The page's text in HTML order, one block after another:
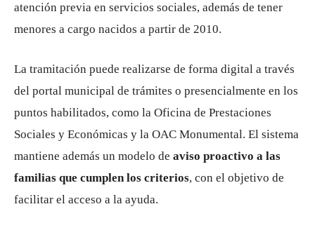
atención previa en servicios sociales, además de tener
menores a cargo nacidos a partir de 2010.
La tramitación puede realizarse de forma digital a través
del portal municipal de trámites o presencialmente en los
puntos habilitados, como la Oficina de Prestaciones
Sociales y Económicas y la OAC Monumental. El sistema
mantiene además un modelo de aviso proactivo a las
familias que cumplen los criterios, con el objetivo de
facilitar el acceso a la ayuda.